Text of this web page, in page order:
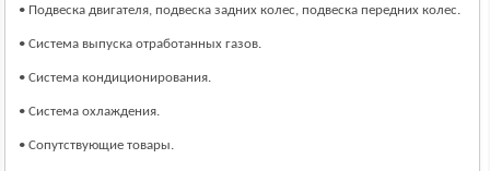
• Подвеска двигателя, подвеска задних колес, подвеска передних колес.
• Система выпуска отработанных газов.
• Система кондиционирования.
• Система охлаждения.
• Сопутствующие товары.